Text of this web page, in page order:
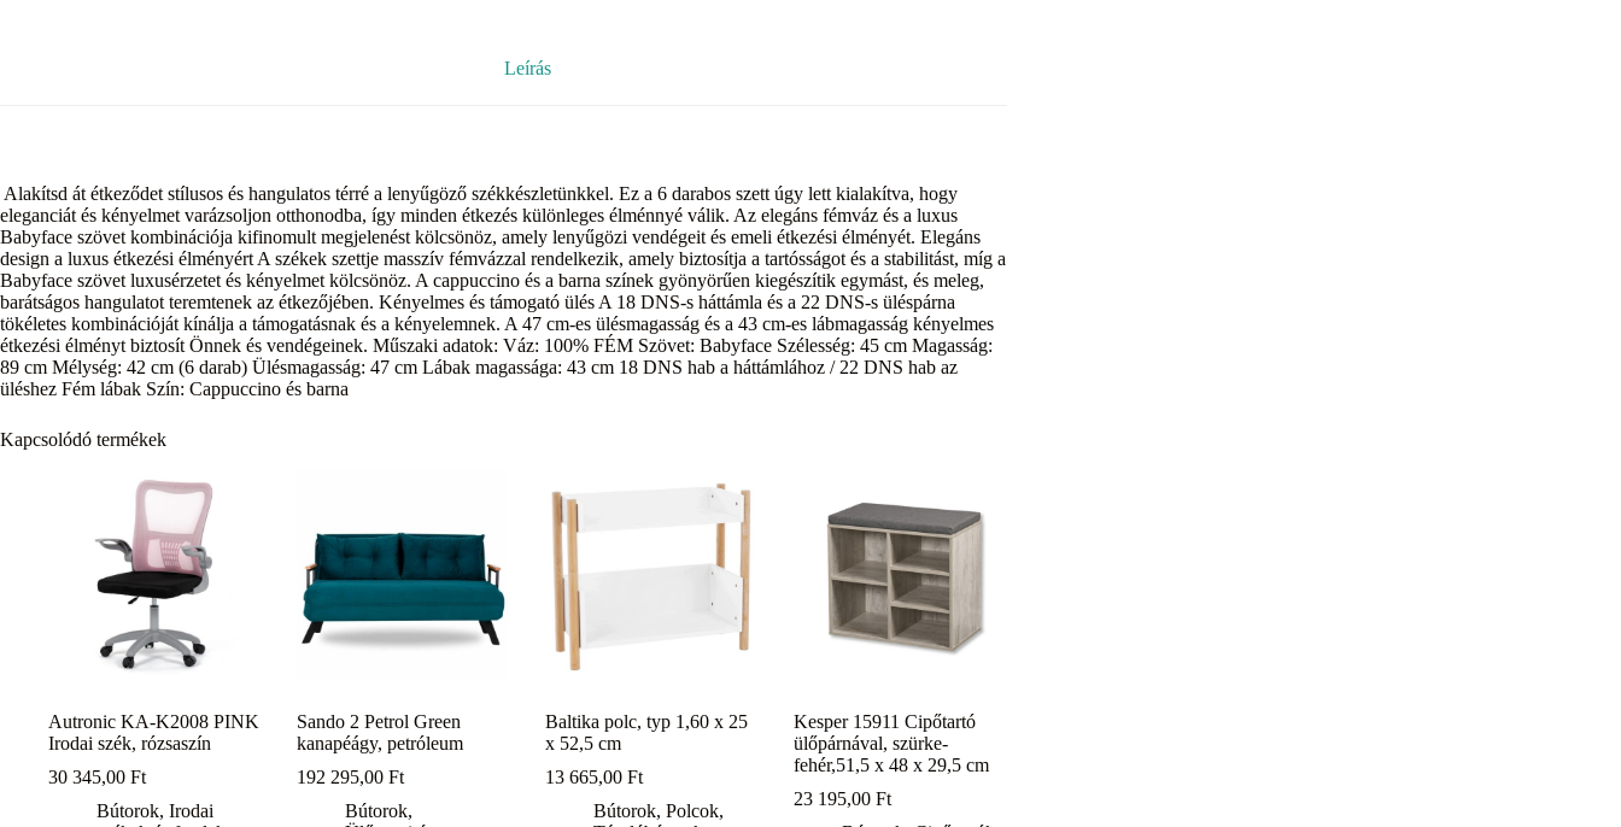
Leírás
Alakítsd át étkeződet stílusos és hangulatos térré a lenyűgöző székkészletünkkel. Ez a 6 darabos szett úgy lett kialakítva, hogy
eleganciát és kényelmet varázsoljon otthonodba, így minden étkezés különleges élménnyé válik. Az elegáns fémváz és a luxus
Babyface szövet kombinációja kifinomult megjelenést kölcsönöz, amely lenyűgözi vendégeit és emeli étkezési élményét. Elegáns
design a luxus étkezési élményért A székek szettje masszív fémvázzal rendelkezik, amely biztosítja a tartósságot és a stabilitást, míg a
Babyface szövet luxusérzetet és kényelmet kölcsönöz. A cappuccino és a barna színek gyönyörűen kiegészítik egymást, és meleg,
barátságos hangulatot teremtenek az étkezőjében. Kényelmes és támogató ülés A 18 DNS-s háttámla és a 22 DNS-s üléspárna
tökéletes kombinációját kínálja a támogatásnak és a kényelemnek. A 47 cm-es ülésmagasság és a 43 cm-es lábmagasság kényelmes
étkezési élményt biztosít Önnek és vendégeinek. Műszaki adatok: Váz: 100% FÉM Szövet: Babyface Szélesség: 45 cm Magasság:
89 cm Mélység: 42 cm (6 darab) Ülésmagasság: 47 cm Lábak magassága: 43 cm 18 DNS hab a háttámlához / 22 DNS hab az
üléshez Fém lábak Szín: Cappuccino és barna
Kapcsolódó termékek
Autronic KA-K2008 PINK
Irodai szék, rózsaszín
30 345,00 Ft
Bútorok, Irodai
Sando 2 Petrol Green
kanapéágy, petróleum
192 295,00Ft
Bútorok,
Baltika polc, typ 1,60 x 25
x 52,5 cm
13 665,00Ft
Bútorok,Polcok,
Kesper 15911 Cipőtartó
ülőpárnával, szürke-
fehér,51,5 x 48 x 29,5 cm
23 195,00Ft